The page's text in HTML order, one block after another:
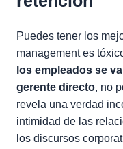
Puedes tener los
management es
los empleados se
gerente directo, no
revela una verdad
intimidad de las
los discursos